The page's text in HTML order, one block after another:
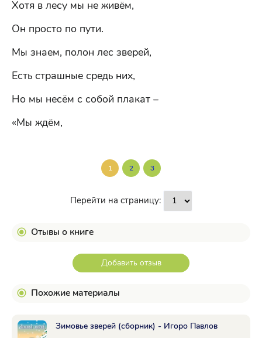
Хотя в лесу мы не живём,
Он просто по пути.
Мы знаем, полон лес зверей,
Есть страшные средь них,
Но мы несём с собой плакат –
«Мы ждём,
1 2 3
Перейти на страницу:
Отывы о книге
Добавить отзыв
Похожие материалы
Зимовье зверей (сборник) - Игоро Павлов